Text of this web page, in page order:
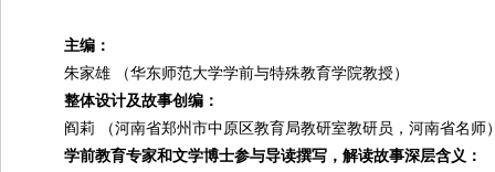
主编：
朱家雄
（华东师范大学学前与特殊教育学院教授）
整体设计及故事创编 ：
阎莉
（河南省郑州市中原区教育局教研室教研员 ， 河南省名师
学前教育专家和文学博士参与导读撰写，解读故事深层含义：